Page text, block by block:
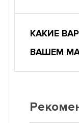
КАКИЕ
ВАШЕМ